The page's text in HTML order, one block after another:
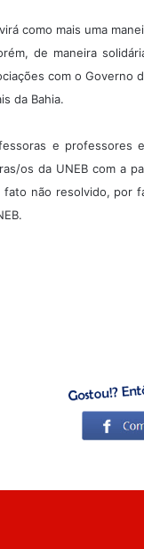
como mais uma
de maneira
com o Governo
da Bahia.
e professores
os da UNEB com a
não resolvido, por